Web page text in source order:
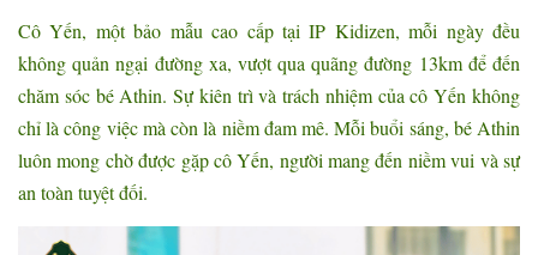
Cô Yến, một bảo mẫu cao cấp tại IP Kidizen, mỗi ngày đều
không quản ngại đường xa, vượt qua quãng đường 13km để đến
chăm sóc bé Athin. Sự kiên trì và trách nhiệm của cô Yến không
chỉ là công việc mà còn là niềm đam mê. Mỗi buổi sáng, bé Athin
luôn mong chờ được gặp cô Yến, người mang đến niềm vui và sự
an toàn tuyệt đối.